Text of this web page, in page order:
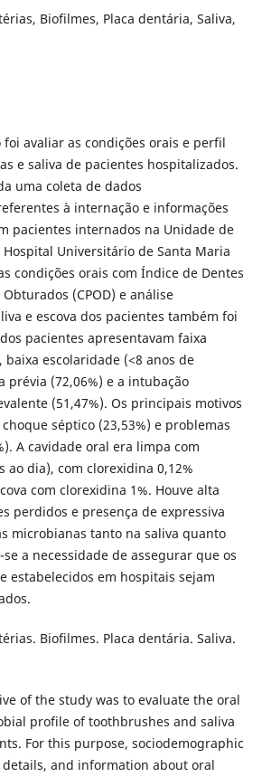
Biofilmes, Placa dentária, Saliva,
avaliar as condições orais e perfil
e saliva de pacientes hospitalizados.
uma coleta de dados
à internação e informações
pacientes internados na Unidade de
Universitário de Santa Maria
condições orais com Índice de Dentes
(CPOD) e análise
e escova dos pacientes também foi
pacientes apresentavam faixa
baixa escolaridade (<8 anos de
prévia (72,06%) e a intubação
(51,47%). Os principais motivos
séptico (23,53%) e problemas
A cavidade oral era limpa com
ao dia), com clorexidina 0,12%
com clorexidina 1%. Houve alta
perdidos e presença de expressiva
microbianas tanto na saliva quanto
se a necessidade de assegurar que os
estabelecidos em hospitais sejam
Biofilmes. Placa dentária. Saliva.
of the study was to evaluate the oral
profile of toothbrushes and saliva
For this purpose, sociodemographic
and information about oral